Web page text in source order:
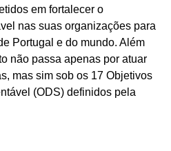
em fortalecer o
nas suas organizações para
Portugal e do mundo. Além
não passa apenas por atuar
mas sim sob os 17 Objetivos
(ODS) definidos pela